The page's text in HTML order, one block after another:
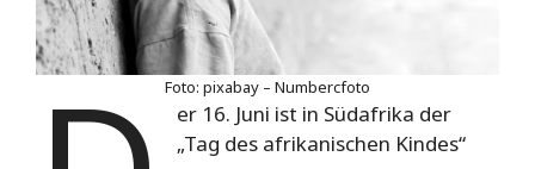
Foto: pixabay – Numbercfoto
er 16. Juni ist in Südafrika der
„Tag des afrikanischen Kindes“